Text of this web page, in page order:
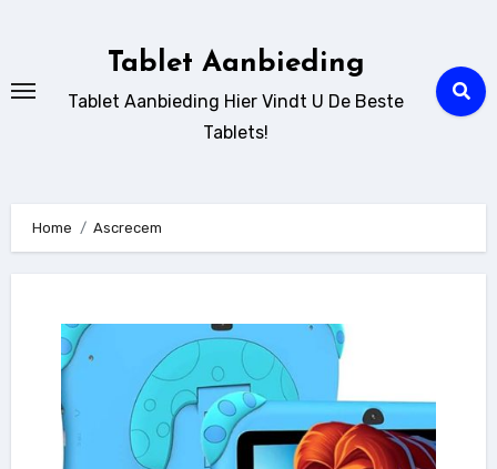
Tablet Aanbieding
Tablet Aanbieding Hier Vindt U De Beste
Tablets!
Home Ascrecem